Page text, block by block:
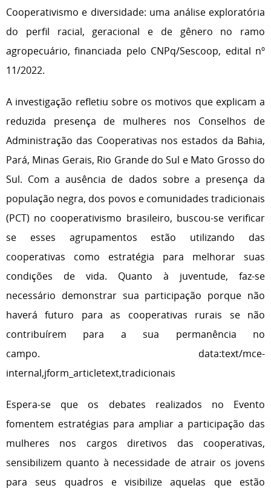
Cooperativismo e diversidade: uma análise exploratória
do perfil racial, geracional e de gênero no ramo
agropecuário, financiada pelo CNPq/Sescoop, edital nº
11/2022.
A investigação refletiu sobre os motivos que explicam a
reduzida presença de mulheres nos Conselhos de
Administração das Cooperativas nos estados da Bahia,
Pará, Minas Gerais, Rio Grande do Sul e Mato Grosso do
Sul. Com a ausência de dados sobre a presença da
população negra, dos povos e comunidades tradicionais
(PCT) no cooperativismo brasileiro, buscou-se verificar
se esses agrupamentos estão utilizando das
cooperativas como estratégia para melhorar suas
condições de vida. Quanto à juventude, faz-se
necessário demonstrar sua participação porque não
haverá futuro para as cooperativas rurais se não
contribuírem para a sua permanência no
campo. data:text/mce-
internal,jform_articletext,tradicionais
Espera-se que os debates realizados no Evento
fomentem estratégias para ampliar a participação das
mulheres nos cargos diretivos das cooperativas,
sensibilizem quanto à necessidade de atrair os jovens
para seus quadros e visibilize aquelas que estão